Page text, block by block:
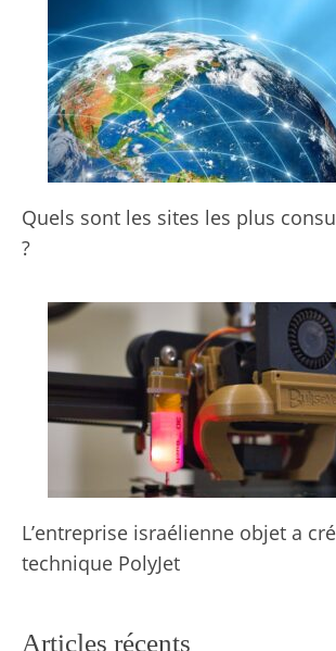
Quels sont les sites les plus
?
L’entreprise israélienne objet a
technique PolyJet
Articles récents